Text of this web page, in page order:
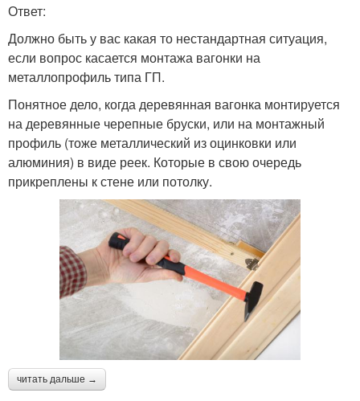
Ответ:
Должно быть у вас какая то нестандартная ситуация,
если вопрос касается монтажа вагонки на
металлопрофиль типа ГП.
Понятное дело, когда деревянная вагонка монтируется
на деревянные черепные бруски, или на монтажный
профиль (тоже металлический из оцинковки или
алюминия) в виде реек. Которые в свою очередь
прикреплены к стене или потолку.
читать дальше →